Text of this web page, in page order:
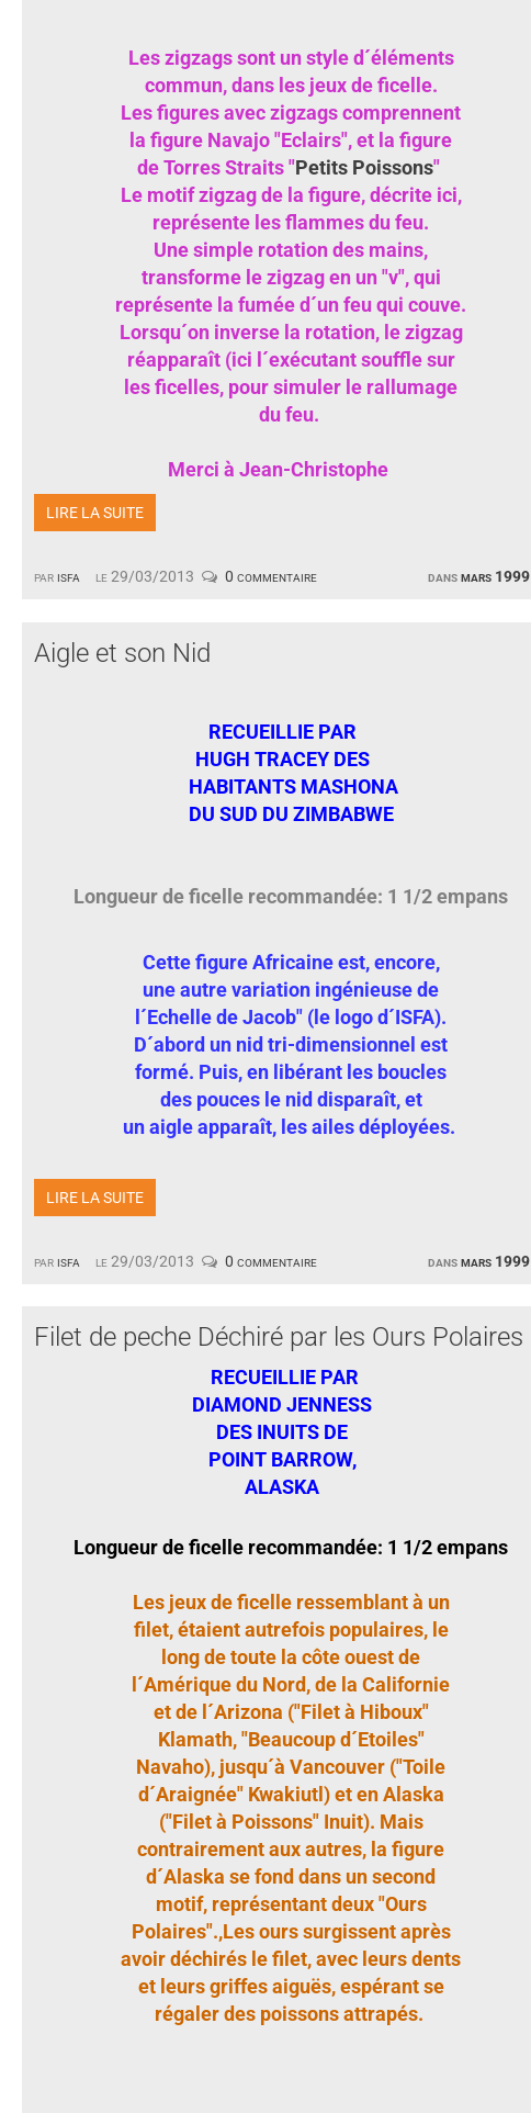
par isfa le 29/03/2013 dansmars 1999
0 commentaire
Les zigzags sont un style d´éléments
commun, dans les jeux de ficelle.
Les figures avec zigzags comprennent
la figure Navajo "Eclairs", et la figure
de Torres Straits "Petits Poissons"
Le motif zigzag de la figure, décrite ici,
représente les flammes du feu.
Une simple rotation des mains,
transforme le zigzag en un "v", qui
représente la fumée d´un feu qui couve.
Lorsqu´on inverse la rotation, le zigzag
réapparaît (ici l´exécutant souffle sur
les ficelles, pour simuler le rallumage
du feu.
Merci à Jean-Christophe
LIRE LA SUITE
Aigle et son Nid
par isfa le 29/03/2013 dansmars 1999
0 commentaire
RECUEILLIE PAR
HUGH TRACEY DES
HABITANTS MASHONA
DU SUD DU ZIMBABWE
Longueur de ficelle recommandée: 1 1/2 empans
Cette figure Africaine est, encore,
une autre variation ingénieuse de
l´Echelle de Jacob" (le logo d´ISFA).
D´abord un nid tri-dimensionnel est
formé. Puis, en libérant les boucles
des pouces le nid disparaît, et
un aigle apparaît, les ailes déployées.
LIRE LA SUITE
Filet de peche Déchiré par les Ours Polaires
RECUEILLIE PAR
DIAMOND JENNESS
DES INUITS DE
POINT BARROW,
ALASKA
Longueur de ficelle recommandée: 1 1/2 empans
Les jeux de ficelle ressemblant à un
filet, étaient autrefois populaires, le
long de toute la côte ouest de
l´Amérique du Nord, de la Californie
et de l´Arizona ("Filet à Hiboux"
Klamath, "Beaucoup d´Etoiles"
Navaho), jusqu´à Vancouver ("Toile
d´Araignée" Kwakiutl) et en Alaska
("Filet à Poissons" Inuit). Mais
contrairement aux autres, la figure
d´Alaska se fond dans un second
motif, représentant deux "Ours
Polaires".,Les ours surgissent après
avoir déchirés le filet, avec leurs dents
et leurs griffes aiguës, espérant se
régaler des poissons attrapés.